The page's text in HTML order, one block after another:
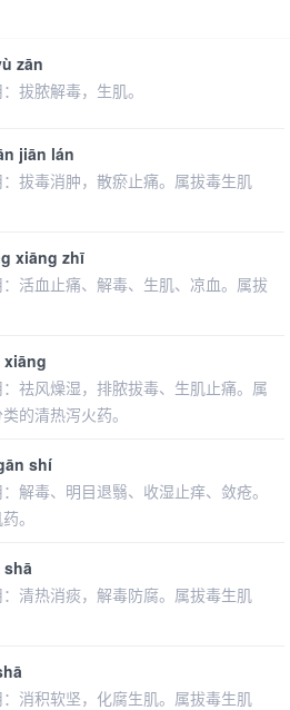
zān
拔脓解毒，生肌。
jiān lán
拔毒消肿，散瘀止痛。属拔毒生肌
xiāng zhī
活血止痛、解毒、生肌、凉血。属拔
xiāng
祛风燥湿，排脓拔毒、生肌止痛。属
的清热泻火药。
shí
解毒、明目退翳、收湿止痒、敛疮。
。
shā
清热消痰，解毒防腐。属拔毒生肌
消积软坚，化腐生肌。属拔毒生肌